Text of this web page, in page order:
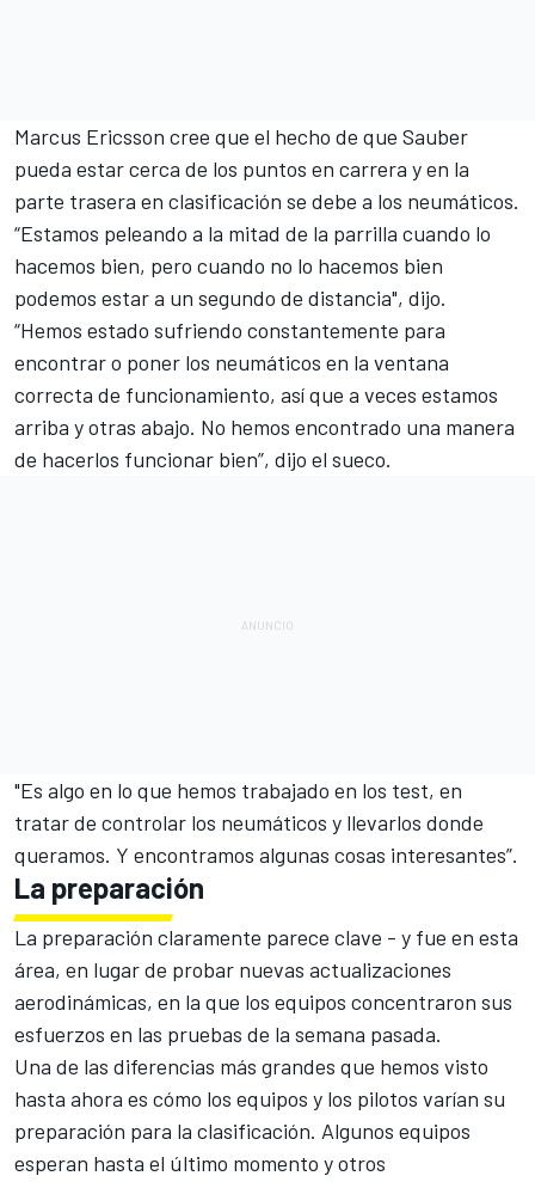
Marcus Ericsson cree que el hecho de que Sauber
pueda estar cerca de los puntos en carrera y en la
parte trasera en clasificación se debe a los neumáticos.
“Estamos peleando a la mitad de la parrilla cuando lo
hacemos bien, pero cuando no lo hacemos bien
podemos estar a un segundo de distancia", dijo.
“Hemos estado sufriendo constantemente para
encontrar o poner los neumáticos en la ventana
correcta de funcionamiento, así que a veces estamos
arriba y otras abajo. No hemos encontrado una manera
de hacerlos funcionar bien”, dijo el sueco.
"Es algo en lo que hemos trabajado en los test, en
tratar de controlar los neumáticos y llevarlos donde
queramos. Y encontramos algunas cosas interesantes”.
La preparación
La preparación claramente parece clave - y fue en esta
área, en lugar de probar nuevas actualizaciones
aerodinámicas, en la que los equipos concentraron sus
esfuerzos en las pruebas de la semana pasada.
Una de las diferencias más grandes que hemos visto
hasta ahora es cómo los equipos y los pilotos varían su
preparación para la clasificación. Algunos equipos
esperan hasta el último momento y otros